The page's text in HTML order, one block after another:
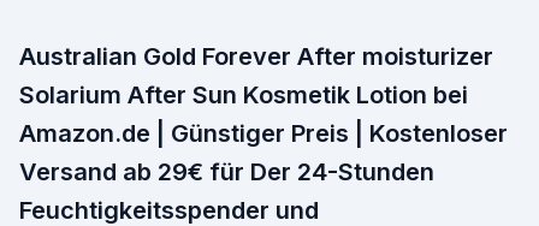
Australian Gold Forever After moisturizer
Solarium After Sun Kosmetik Lotion bei
Amazon.de | Günstiger Preis | Kostenloser
Versand ab 29€ für Der 24-Stunden
Feuchtigkeitsspender und